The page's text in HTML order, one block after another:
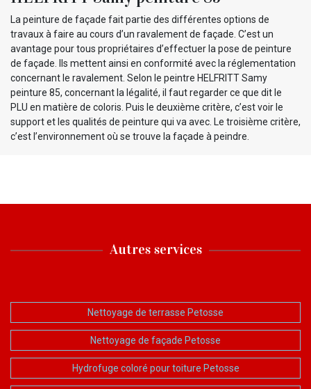
La peinture de façade fait partie des différentes options de
travaux à faire au cours d’un ravalement de façade. C’est un
avantage pour tous propriétaires d’effectuer la pose de peinture
de façade. Ils mettent ainsi en conformité avec la réglementation
concernant le ravalement. Selon le peintre HELFRITT Samy
peinture 85, concernant la légalité, il faut regarder ce que dit le
PLU en matière de coloris. Puis le deuxième critère, c’est voir le
support et les qualités de peinture qui va avec. Le troisième critère,
c’est l’environnement où se trouve la façade à peindre.
Autres services
Nettoyage de terrasse Petosse
Nettoyage de façade Petosse
Hydrofuge coloré pour toiture Petosse